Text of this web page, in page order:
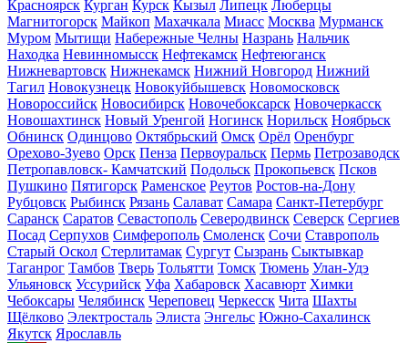
Красноярск Курган Курск Кызыл Липецк Люберцы
Магнитогорск Майкоп Махачкала Миасс Москва Мурманск
Муром Мытищи Набережные Челны Назрань Нальчик
Находка Невинномысск Нефтекамск Нефтеюганск
Нижневартовск Нижнекамск Нижний Новгород Нижний
Тагил Новокузнецк Новокуйбышевск Новомосковск
Новороссийск Новосибирск Новочебоксарск Новочеркасск
Новошахтинск Новый Уренгой Ногинск Норильск Ноябрьск
Обнинск Одинцово Октябрьский Омск Орёл Оренбург
Орехово-Зуево Орск Пенза Первоуральск Пермь Петрозаводск
Петропавловск- Камчатский Подольск Прокопьевск Псков
Пушкино Пятигорск Раменское Реутов Ростов-на-Дону
Рубцовск Рыбинск Рязань Салават Самара Санкт-Петербург
Саранск Саратов Севастополь Северодвинск Северск Сергиев
Посад Серпухов Симферополь Смоленск Сочи Ставрополь
Старый Оскол Стерлитамак Сургут Сызрань Сыктывкар
Таганрог Тамбов Тверь Тольятти Томск Тюмень Улан-Удэ
Ульяновск Уссурийск Уфа Хабаровск Хасавюрт Химки
Чебоксары Челябинск Череповец Черкесск Чита Шахты
Щёлково Электросталь Элиста Энгельс Южно-Сахалинск
Якутск Ярославль